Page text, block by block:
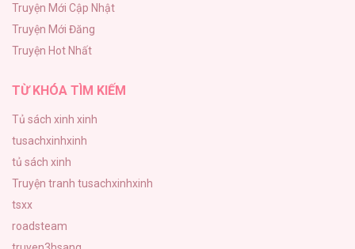
Con Tim Rung Động
47
Truyện Mới Cập Nhật
Truyện Mới Đăng
Truyện Hot Nhất
TỪ KHÓA TÌM KIẾM
Tủ sách xinh xinh
tusachxinhxinh
tủ sách xinh
Truyện tranh tusachxinhxinh
tsxx
roadsteam